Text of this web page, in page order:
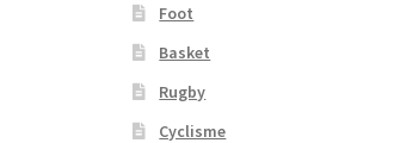
Foot
Basket
Rugby
Cyclisme